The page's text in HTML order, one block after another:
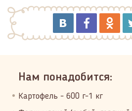
Нам понадобится:
Картофель - 600 г-1 кг